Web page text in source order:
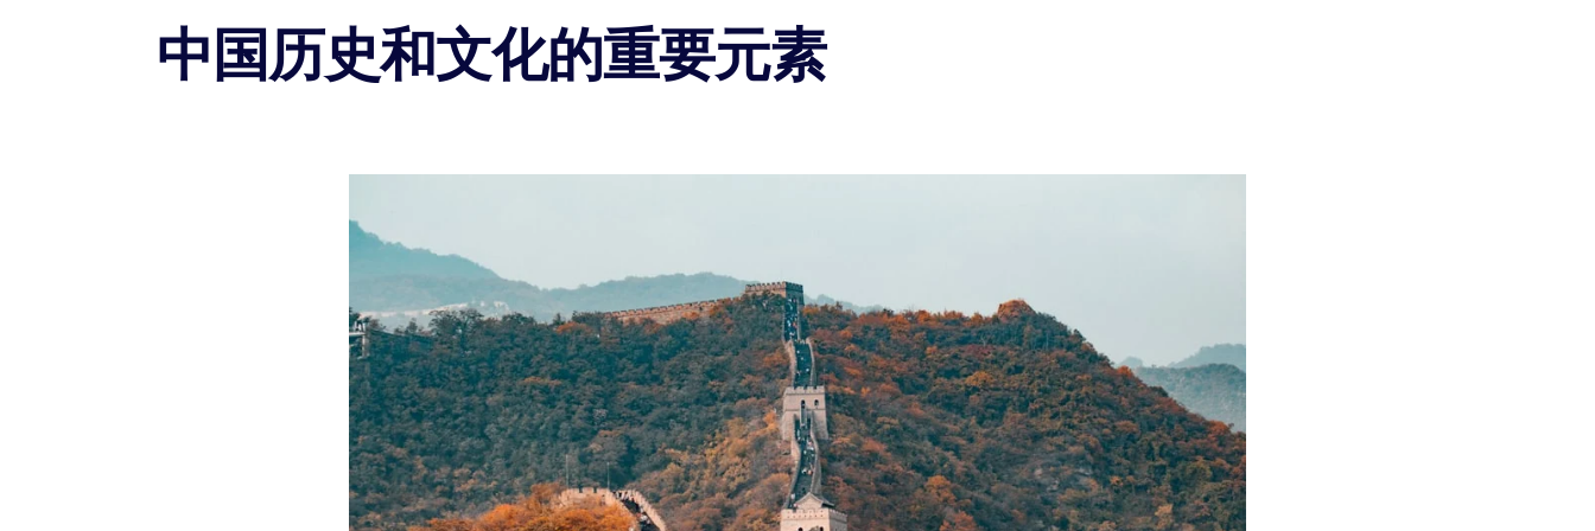
中国历史和文化的重要元素